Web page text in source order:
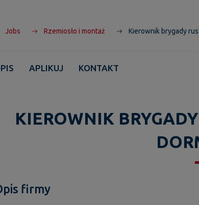
Jobs Rzemiosło i montaż Kierownik brygady
APLIKUJ KONTAKT
KIEROWNIK
firmy